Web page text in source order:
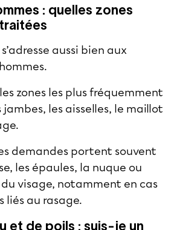
: quelles zones
aussi bien aux
zones les plus fréquemment
les aisselles, le maillot
demandes portent souvent
les épaules, la nuque ou
visage, notamment en cas
liés au rasage.
et de poils : suis-je un